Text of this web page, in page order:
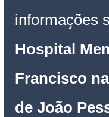
informações
Hospital
Francisco
de João